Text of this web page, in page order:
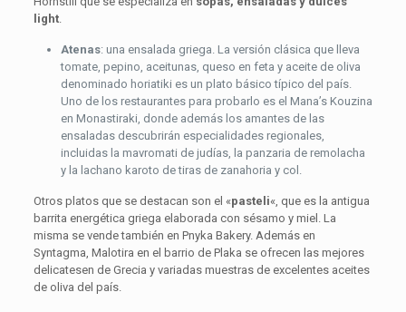
light.
Atenas: una ensalada griega. La versión clásica que lleva
tomate, pepino, aceitunas, queso en feta y aceite de oliva
denominado horiatiki es un plato básico típico del país.
Uno de los restaurantes para probarlo es el Mana’s Kouzina
en Monastiraki, donde además los amantes de las
ensaladas descubrirán especialidades regionales,
incluidas la mavromati de judías, la panzaria de remolacha
y la lachano karoto de tiras de zanahoria y col.
Otros platos que se destacan son el «pasteli«, que es la antigua
barrita energética griega elaborada con sésamo y miel. La
misma se vende también en Pnyka Bakery. Además en
Syntagma, Malotira en el barrio de Plaka se ofrecen las mejores
delicatesen de Grecia y variadas muestras de excelentes aceites
de oliva del país.